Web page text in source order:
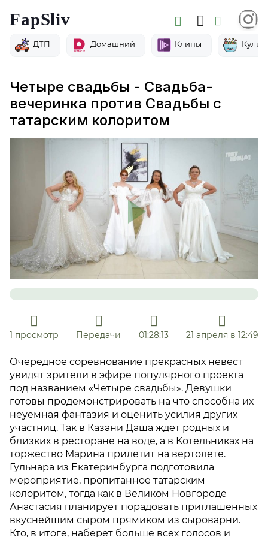
FapSliv
ДТП Домашний Клипы
Четыре свадьбы - Свадьба-
вечеринка против Свадьбы с
татарским колоритом
1 просмотр Передачи 01:28:13 21 апреля в 12:49
Очередное соревнование прекрасных невест
увидят зрители в эфире популярного проекта
под названием «Четыре свадьбы». Девушки
готовы продемонстрировать на что способна их
неуемная фантазия и оценить усилия других
участниц. Так в Казани Даша ждет родных и
близких в ресторане на воде, а в Котельниках на
торжество Марина прилетит на вертолете.
Гульнара из Екатеринбурга подготовила
мероприятие, пропитанное татарским
колоритом, тогда как в Великом Новгороде
Анастасия планирует порадовать приглашенных
вкуснейшим сыром прямиком из сыроварни.
Кто, в итоге, наберет больше всех голосов и